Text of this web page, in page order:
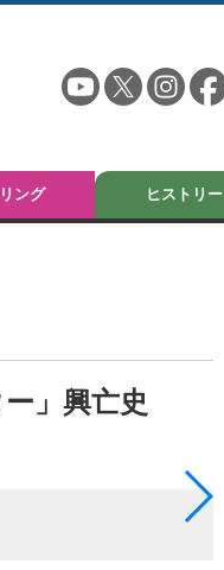
ング ヒストリー
」興亡史